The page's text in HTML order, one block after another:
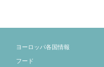
ヨーロッパ各国情報
フード